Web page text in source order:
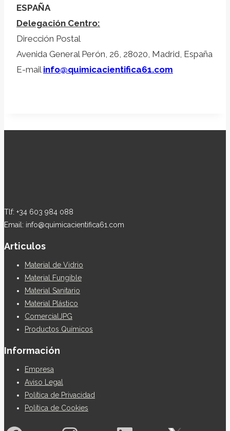
ESPAÑA
Delegación Centro:
Dirección Postal
Avenida General Perón, 26, 28020, Madrid, España
E-mail info@quimicacientifica61.com
Tlf: +34 603 984 088
Email: info@quimicacientifica61.com
Articulos
Material de Vidrio
Material Fungible
Material Sanitario
Material Plástico
ComercialJPG
Productos Químicos
Información
Empresa
Aviso Legal
Política de Privacidad
Política de Cookies